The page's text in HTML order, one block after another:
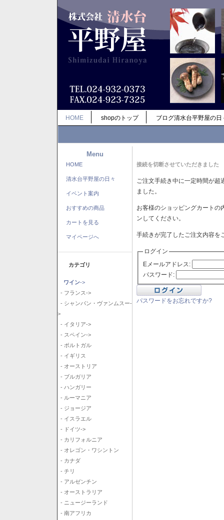
HOME shopのトップ ブログ清水台平野屋の日
Menu
HOME
清水台平野屋の日々
イベント案内
おすすめの商品
カートを見る
マイページへ
カテゴリ
ワイン->
- フランス->
- シャンパン・ヴァンムスー-
>
- イタリア->
- スペイン->
- ポルトガル
- イギリス
- オーストリア
- ブルガリア
- ハンガリー
- ルーマニア
- ジョージア
- イスラエル
- ドイツ->
- カリフォルニア
- オレゴン・ワシントン
- カナダ
- チリ
- アルゼンチン
- オーストラリア
- ニュージーランド
- 南アフリカ
接続を切断させていただきました
ご注文手続き中に一定時間が超
ました。
お客様のショッピングカートの
ンしてください。
手続きが完了したご注文内容を
ログイン
Eメールアドレス:
パスワード:
パスワードをお忘れですか?